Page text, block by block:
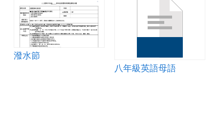
潑水節
八年級英語母語